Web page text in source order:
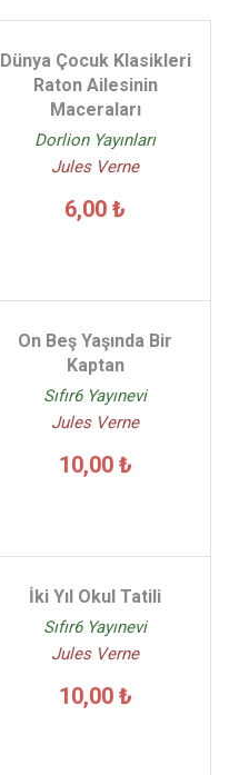
Dünya Çocuk Klasikleri
Raton Ailesinin
Maceraları
Dorlion Yayınları
Jules Verne
6,00 ₺
On Beş Yaşında Bir
Kaptan
Sıfır6 Yayınevi
Jules Verne
10,00 ₺
İki Yıl Okul Tatili
Sıfır6 Yayınevi
Jules Verne
10,00 ₺